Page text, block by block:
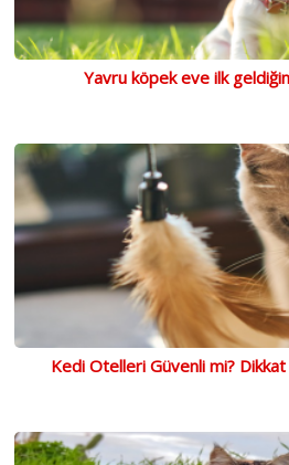
Yavru köpek eve ilk
Kedi Otelleri Güvenli mi?